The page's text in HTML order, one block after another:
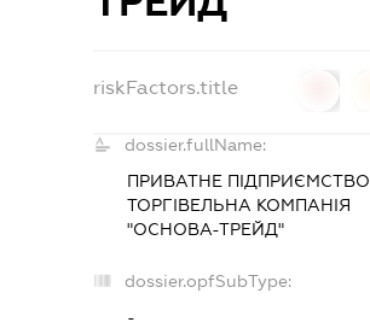
riskFactors.title
dossier.fullName:
ПРИВАТНЕ ПІДПРИЄМСТВО
ТОРГІВЕЛЬНА КОМПАНІЯ
"ОСНОВА-ТРЕЙД"
dossier.opfSubType:
-